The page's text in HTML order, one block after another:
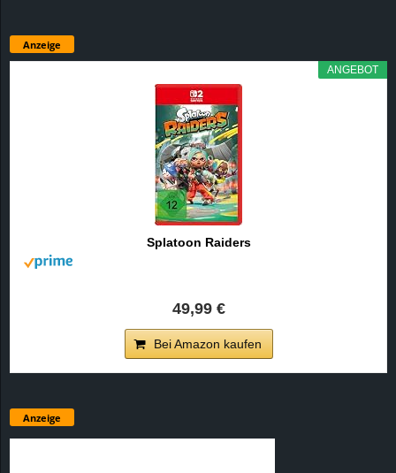
Anzeige
ANGEBOT
Splatoon Raiders
49,99 €
Bei Amazon kaufen
Anzeige